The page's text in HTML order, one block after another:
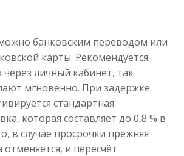
до зарплаты
банковским переводом или
карты. Рекомендуется
личный кабинет, так
мгновенно. При задержке
стандартная
которая составляет до 0,8 % в
в случае просрочки прежняя
отменяется, и пересчёт